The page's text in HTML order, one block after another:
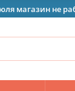
магазин не